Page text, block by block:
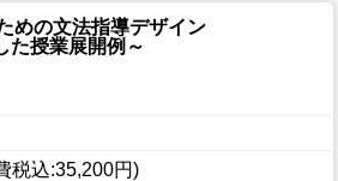
めの文法指導デザイン
た授業展開例～
税込:35,200円)